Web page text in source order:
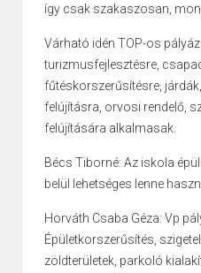
így csak szakaszosan,
Várható idén TOP-os
turizmusfejlesztésre,
fűtéskorszerűsítésre,
felújításra, orvosi rendelő,
felújítására alkalmasak.
Bécs Tiborné: Az iskola
belül lehetséges lenne
Horváth Csaba Géza: Vp
Épületkorszerűsítés,
zöldterületek, parkoló